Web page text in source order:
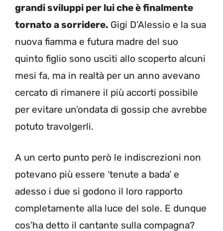
grandi sviluppi per lui che è finalmente
tornato a sorridere. Gigi D’Alessio e la sua
nuova fiamma e futura madre del suo
quinto figlio sono usciti allo scoperto alcuni
mesi fa, ma in realtà per un anno avevano
cercato di rimanere il più accorti possibile
per evitare un’ondata di gossip che avrebbe
potuto travolgerli.
A un certo punto però le indiscrezioni non
potevano più essere ‘tenute a bada’ e
adesso i due si godono il loro rapporto
completamente alla luce del sole. E dunque
cos’ha detto il cantante sulla compagna?